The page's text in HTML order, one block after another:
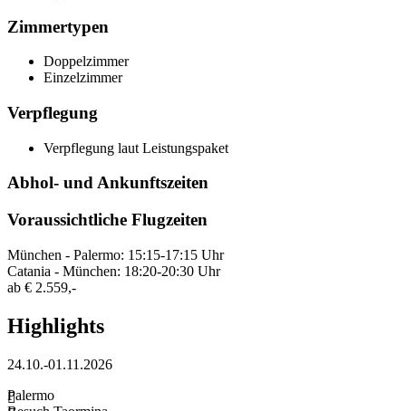
Zimmertypen
Doppelzimmer
Einzelzimmer
Verpflegung
Verpflegung laut Leistungspaket
Abhol- und Ankunftszeiten
Voraussichtliche Flugzeiten
München - Palermo: 15:15-17:15 Uhr
Catania - München: 18:20-20:30 Uhr
ab € 2.559,-
Highlights
24.10.-01.11.2026
Palermo